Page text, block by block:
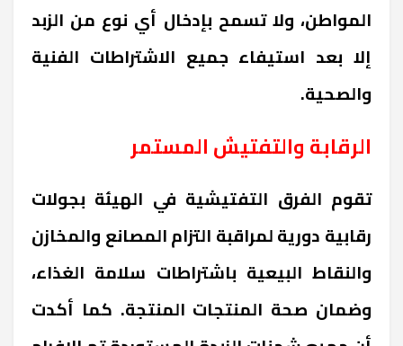
المواطن، ولا تسمح بإدخال أي نوع من الزبد
إلا بعد استيفاء جميع الاشتراطات الفنية
والصحية.
الرقابة والتفتيش المستمر
تقوم الفرق التفتيشية في الهيئة بجولات
رقابية دورية لمراقبة التزام المصانع والمخازن
والنقاط البيعية باشتراطات سلامة الغذاء،
وضمان صحة المنتجات المنتجة. كما أكدت